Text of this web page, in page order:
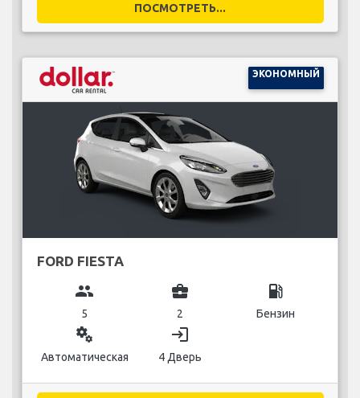
ПОСМОТРЕТЬ...
ЭКОНОМНЫЙ
FORD FIESTA
group
5
business_center
2
local_gas_station
Бензин
miscellaneous_services
Автоматическая
login
4 Дверь